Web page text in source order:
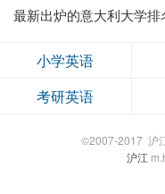
最新出炉的意大利大学排
小学英语
考研英语
©2007-2017 沪
沪江